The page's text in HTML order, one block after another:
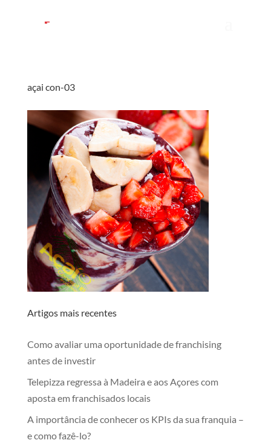
açai con-03
Artigos mais recentes
Como avaliar uma oportunidade de franchising
antes de investir
Telepizza regressa à Madeira e aos Açores com
aposta em franchisados locais
A importância de conhecer os KPIs da sua franquia –
e como fazê-lo?